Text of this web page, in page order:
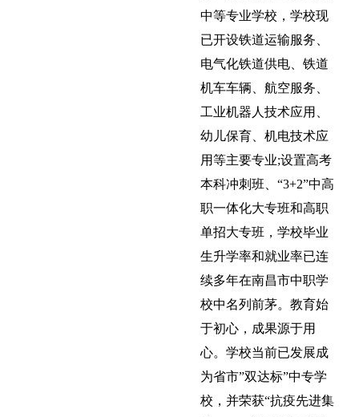
中等专业学校，学校现
已开设铁道运输服务、
电气化铁道供电、铁道
机车车辆、航空服务、
工业机器人技术应用、
幼儿保育、机电技术应
用等主要专业;设置高考
本科冲刺班、“3+2”中高
职一体化大专班和高职
单招大专班，学校毕业
生升学率和就业率已连
续多年在南昌市中职学
校中名列前茅。教育始
于初心，成果源于用
心。学校当前已发展成
为省市”双达标”中专学
校，并荣获“抗疫先进集